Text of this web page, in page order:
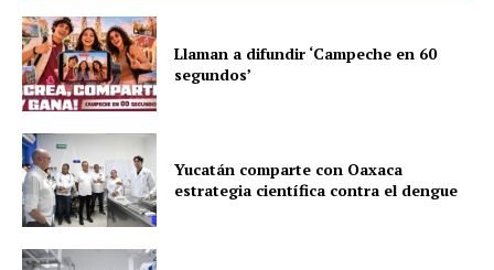
Llaman a difundir ‘Campeche en 60
segundos’
Yucatán comparte con Oaxaca
estrategia científica contra el dengue